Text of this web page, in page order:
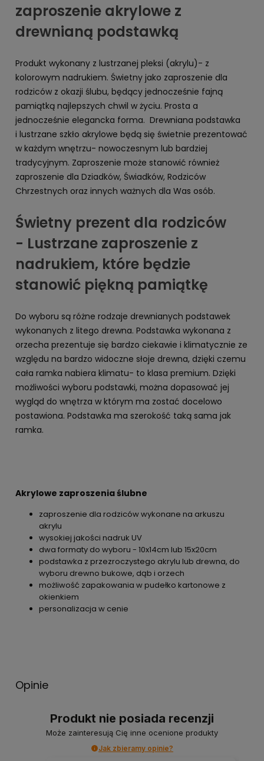
zaproszenie akrylowe z
drewnianą podstawką
Produkt wykonany z lustrzanej pleksi (akrylu)- z
kolorowym nadrukiem. Świetny jako zaproszenie dla
rodziców z okazji ślubu, będący jednocześnie fajną
pamiątką najlepszych chwil w życiu. Prosta a
jednocześnie elegancka forma. Drewniana podstawka
i lustrzane szkło akrylowe będą się świetnie prezentować
w każdym wnętrzu- nowoczesnym lub bardziej
tradycyjnym. Zaproszenie może stanowić również
zaproszenie dla Dziadków, Świadków, Rodziców
Chrzestnych oraz innych ważnych dla Was osób.
Świetny prezent dla rodziców
- Lustrzane zaproszenie z
nadrukiem, które będzie
stanowić piękną pamiątkę
Do wyboru są różne rodzaje drewnianych podstawek
wykonanych z litego drewna. Podstawka wykonana z
orzecha prezentuje się bardzo ciekawie i klimatycznie ze
względu na bardzo widoczne słoje drewna, dzięki czemu
cała ramka nabiera klimatu- to klasa premium. Dzięki
możliwości wyboru podstawki, można dopasować jej
wygląd do wnętrza w którym ma zostać docelowo
postawiona. Podstawka ma szerokość taką sama jak
ramka.
Akrylowe zaproszenia ślubne
zaproszenie dla rodziców wykonane na arkuszu
akrylu
wysokiej jakości nadruk UV
dwa formaty do wyboru - 10x14cm lub 15x20cm
podstawka z przezroczystego akrylu lub drewna, do
wyboru drewno bukowe, dąb i orzech
możliwość zapakowania w pudełko kartonowe z
okienkiem
personalizacja w cenie
Opinie
Produkt nie posiada recenzji
Może zainteresują Cię inne ocenione produkty
Jak zbieramy opinie?